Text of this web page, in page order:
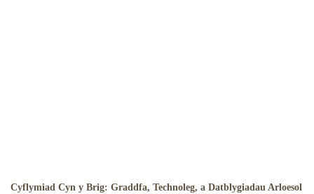
Cyflymiad Cyn y Brig: Graddfa, Technoleg, a Datblygiadau Arloesol